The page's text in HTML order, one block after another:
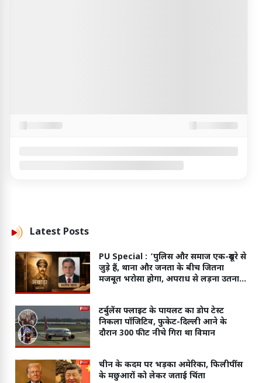
Latest Posts
PU Special : ‘पुलिस और समाज एक-दूसरे से
जुड़े हैं, थाना और जनता के बीच जितना
मजबूत भरोसा होगा, अपराध से लड़ना उतना
टर्बुलेंस फ्लाइट के पायलट का डोप टेस्ट
निकला पॉजिटिव, फुकेट-दिल्ली आने के
दौरान 300 फीट नीचे गिरा था विमान
चीन के कदम पर भड़का अमेरिका, फिलीपींस
के मछुआरों को लेकर जताई चिंता